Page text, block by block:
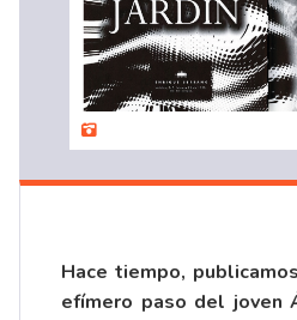
Hace tiempo,
efímero paso del joven